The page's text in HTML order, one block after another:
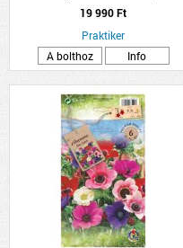
19 990 Ft
Praktiker
A bolthoz
Info